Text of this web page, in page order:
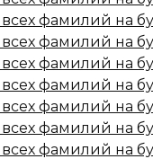
фамилий на
фамилий на
фамилий на
фамилий на
фамилий на
фамилий на
фамилий на